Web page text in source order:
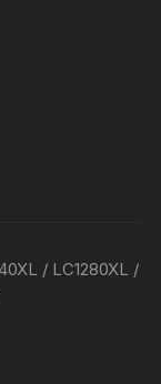
/ LC1280XL /